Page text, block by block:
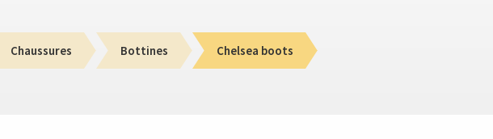
Chaussures Bottines Chelsea boots